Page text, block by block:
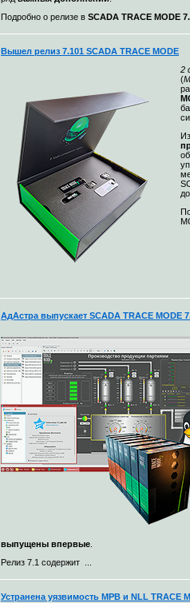
Подробно о релизе в SCADA TRACE MODE
Вышел релиз 7.101 SCADA TRACE MODE
2
(
АдАстра выпускает SCADA TRACE MODE
выпущены впервые
Релиз 7.1 содержит ...
Устранена уязвимость МРВ и NLL TRACE